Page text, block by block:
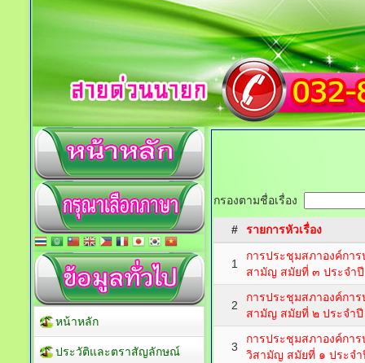
กรองตามชื่อเรื่อง
# รายการหัวเรื่อง
1
การประชุมสภาองค์กา
สามัญ สมัยที่ ๓ ประจำ
2
การประชุมสภาองค์กา
สามัญ สมัยที่ ๒ ประจำ
3
การประชุมสภาองค์กา
วิสามัญ สมัยที่ ๑ ประจ
หน้าหลัก
ประวัติและตราสัญลักษณ์